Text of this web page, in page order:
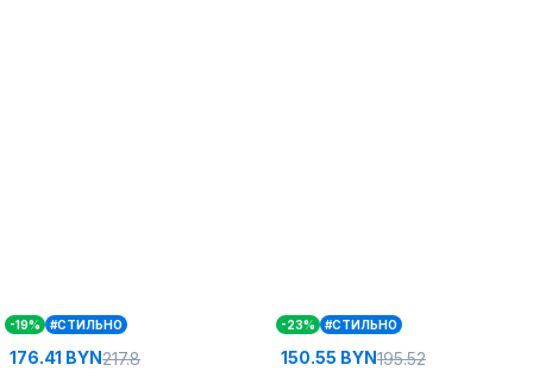
-19% #СТИЛЬНО
176.41 BYN217.8
-23% #СТИЛЬНО
150.55 BYN195.52